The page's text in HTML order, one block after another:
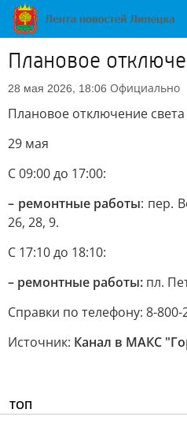
Плановое
28 мая 2026, 18:06 Официально
Плановое отключение света
29 мая
С 09:00 до 17:00:
– ремонтные работы: пер.
26, 28, 9.
С 17:10 до 18:10:
– ремонтные работы: пл.
Справки по телефону: 8-800-
Источник: Канал в МАКС
ТОП